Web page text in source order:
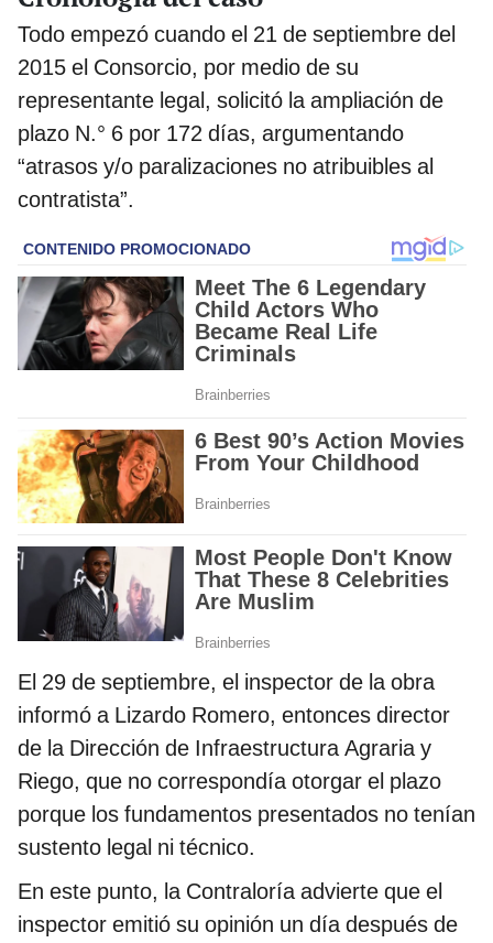
Todo empezó cuando el 21 de septiembre del
2015 el Consorcio, por medio de su
representante legal, solicitó la ampliación de
plazo N.° 6 por 172 días, argumentando
“atrasos y/o paralizaciones no atribuibles al
contratista”.
El 29 de septiembre, el inspector de la obra
informó a Lizardo Romero, entonces director
de la Dirección de Infraestructura Agraria y
Riego, que no correspondía otorgar el plazo
porque los fundamentos presentados no tenían
sustento legal ni técnico.
En este punto, la Contraloría advierte que el
inspector emitió su opinión un día después de